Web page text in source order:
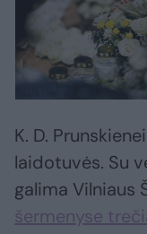
K. D.
laidotuvės. Su
galima Vilniaus
šermenyse